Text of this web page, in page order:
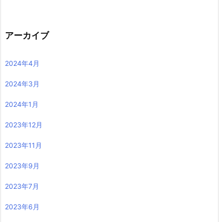
アーカイブ
2024年4月
2024年3月
2024年1月
2023年12月
2023年11月
2023年9月
2023年7月
2023年6月